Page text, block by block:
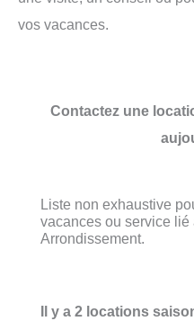
vos vacances.
Contactez une
Liste non exhaustive
vacances ou service lié
Arrondissement.
Il y a 2 locations